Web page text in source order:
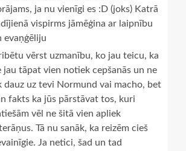
ja nu vienīgi es :D (joks) Katrā
vispirms jāmēģina ar laipnību
evaņģēliju
vērst uzmanību, ko jau teicu, ka
jau tāpat vien notiek cepšanās un ne
dauz uz tevi Normund vai macho, bet
fakts ka jūs pārstāvat tos, kuri
vēl ne šitā vien apliek
Tā nu sanāk, ka reizēm cieš
Ja netici, šad un tad